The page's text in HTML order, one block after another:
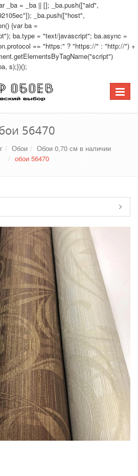
_ba = _ba || []; _ba.push(["aid",
_ba.push(["host",
{var ba =
ba.type = "text/javascript"; ba.async =
== "https:" ? "https://" : "http://") +
s);})();
56470
Обои
Обои 0,70 см в наличии
обои 56470